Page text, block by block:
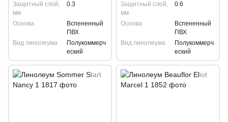
Защитный слой,
мм
0.3
Основа
Вспененный
ПВХ
Вид линолеума
Полукоммерч
еский
Защитный слой,
мм
0.6
Основа
Вспененный
ПВХ
Вид линолеума
Полукоммерч
еский